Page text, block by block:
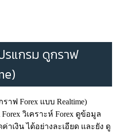
รแกรม ดูกราฟ
วิเคราะห์ Forex ดูข้อมูล
าเงิน ได้อย่างละเอียด และยัง ดู